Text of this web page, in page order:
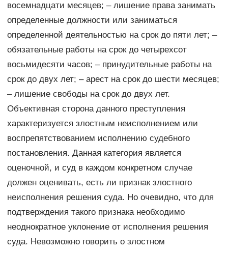
восемнадцати месяцев; – лишение права занимать
определенные должности или заниматься
определенной деятельностью на срок до пяти лет; –
обязательные работы на срок до четырехсот
восьмидесяти часов; – принудительные работы на
срок до двух лет; – арест на срок до шести месяцев;
– лишение свободы на срок до двух лет.
Объективная сторона данного преступления
характеризуется злостным неисполнением или
воспрепятствованием исполнению судебного
постановления. Данная категория является
оценочной, и суд в каждом конкретном случае
должен оценивать, есть ли признак злостного
неисполнения решения суда. Но очевидно, что для
подтверждения такого признака необходимо
неоднократное уклонение от исполнения решения
суда. Невозможно говорить о злостном